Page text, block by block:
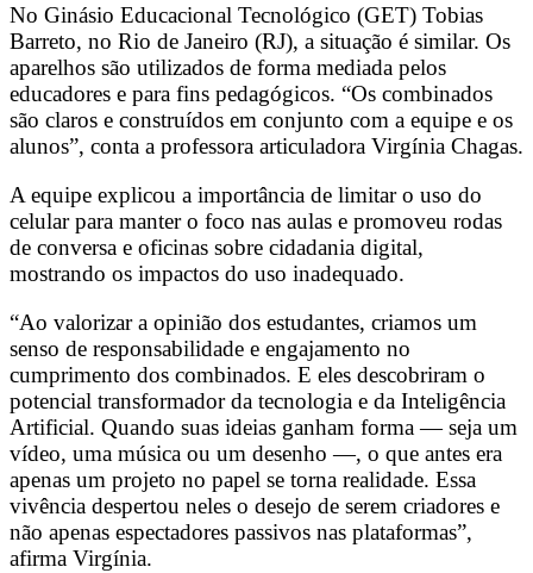
No Ginásio Educacional Tecnológico (GET) Tobias
Barreto, no Rio de Janeiro (RJ), a situação é similar. Os
aparelhos são utilizados de forma mediada pelos
educadores e para fins pedagógicos. “Os combinados
são claros e construídos em conjunto com a equipe e os
alunos”, conta a professora articuladora Virgínia Chagas.
A equipe explicou a importância de limitar o uso do
celular para manter o foco nas aulas e promoveu rodas
de conversa e oficinas sobre cidadania digital,
mostrando os impactos do uso inadequado.
“Ao valorizar a opinião dos estudantes, criamos um
senso de responsabilidade e engajamento no
cumprimento dos combinados. E eles descobriram o
potencial transformador da tecnologia e da Inteligência
Artificial. Quando suas ideias ganham forma — seja um
vídeo, uma música ou um desenho —, o que antes era
apenas um projeto no papel se torna realidade. Essa
vivência despertou neles o desejo de serem criadores e
não apenas espectadores passivos nas plataformas”,
afirma Virgínia.